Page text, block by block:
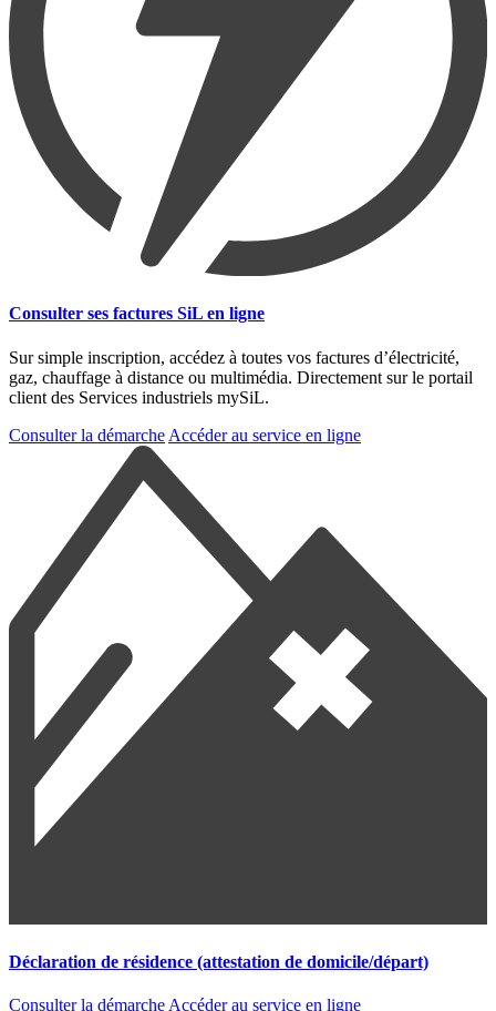
Consulter ses factures SiL en ligne
Sur simple inscription, accédez à toutes vos factures d’électricité,
gaz, chauffage à distance ou multimédia. Directement sur le portail
client des Services industriels mySiL.
Consulter la démarche Accéder au service en ligne
Déclaration de résidence (attestation de domicile/départ)
Consulter la démarche Accéder au service en ligne